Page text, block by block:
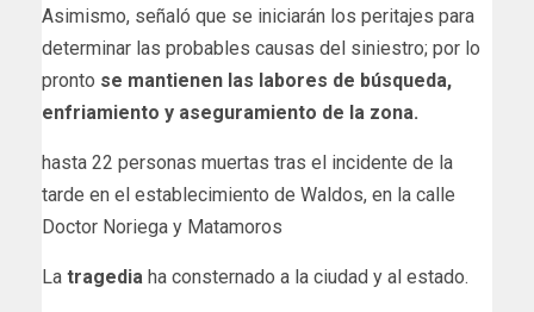
Asimismo, señaló que se iniciarán los peritajes para
determinar las probables causas del siniestro; por lo
pronto se mantienen las labores de búsqueda,
enfriamiento y aseguramiento de la zona.
hasta 22 personas muertas tras el incidente de la
tarde en el establecimiento de Waldos, en la calle
Doctor Noriega y Matamoros
La tragedia ha consternado a la ciudad y al estado.